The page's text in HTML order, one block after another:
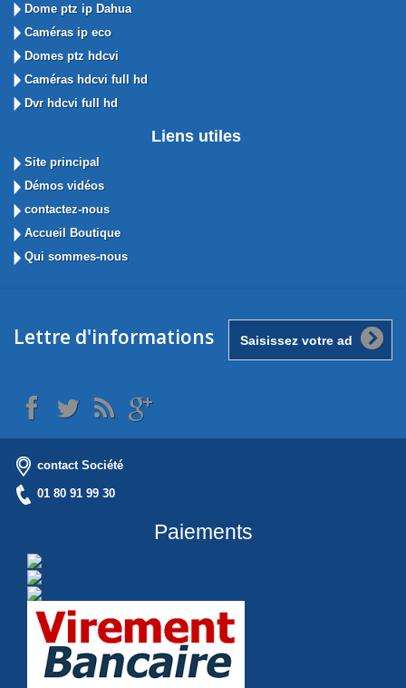
Dome ptz ip Dahua
Caméras ip eco
Domes ptz hdcvi
Caméras hdcvi full hd
Dvr hdcvi full hd
Liens utiles
Site principal
Démos vidéos
contactez-nous
Accueil Boutique
Qui sommes-nous
Lettre d'informations
contact Société
01 80 91 99 30
Paiements